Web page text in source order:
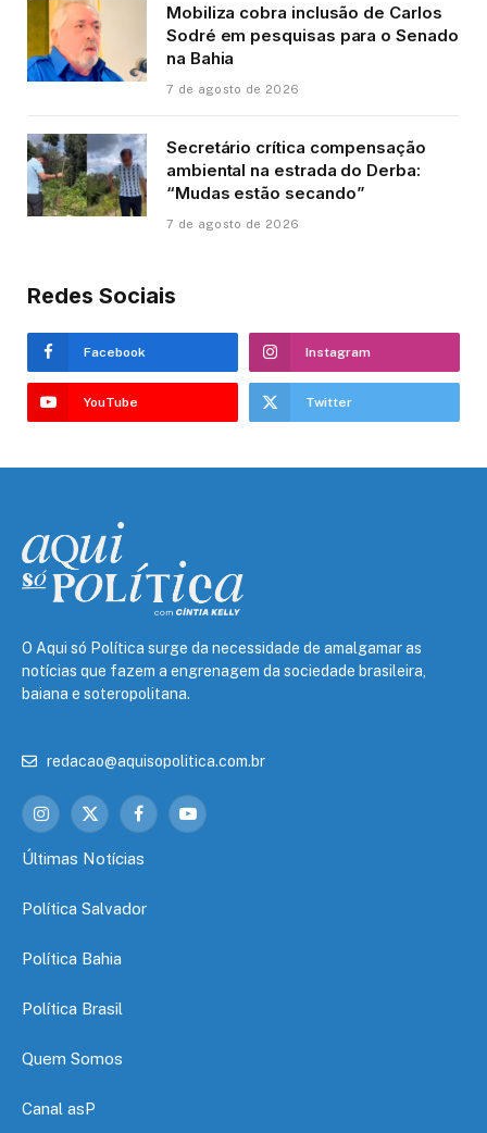
Mobiliza cobra inclusão de Carlos
Sodré em pesquisas para o Senado
na Bahia
7 de agosto de 2026
Secretário crítica compensação
ambiental na estrada do Derba:
“Mudas estão secando”
7 de agosto de 2026
Redes Sociais
Facebook Instagram
YouTube Twitter
O Aqui só Política surge da necessidade de amalgamar as
notícias que fazem a engrenagem da sociedade brasileira,
baiana e soteropolitana.
redacao@aquisopolitica.com.br
Instagram
X
FacebookYouTube
Últimas Notícias
Política Salvador
Política Bahia
Política Brasil
Quem Somos
Canal asP